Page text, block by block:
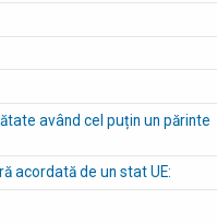
având cel puțin un părinte
acordată de un stat UE: